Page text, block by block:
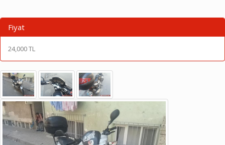
Fiyat
24,000 TL